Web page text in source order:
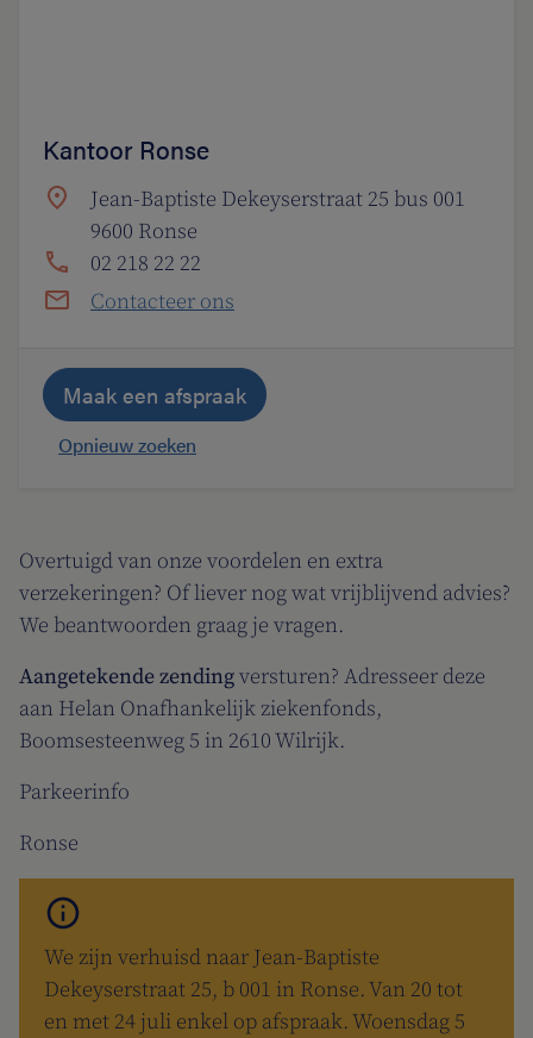
Overtuigd van onze voordelen en extra
verzekeringen? Of liever nog wat vrijblijvend advies?
We beantwoorden graag je vragen.
Aangetekende zendingversturen? Adresseer deze
aan Helan Onafhankelijk ziekenfonds,
Boomsesteenweg 5 in 2610 Wilrijk.
Parkeerinfo
Ronse
We zijn verhuisd naar Jean-Baptiste
Dekeyserstraat 25, b 001 in Ronse. Van 20 tot
en met 24 juli enkel op afspraak. Woensdag 5
Kantoor Ronse
Jean-Baptiste Dekeyserstraat 25 bus 001
9600 Ronse
02 218 22 22
Contacteer ons
Maak een afspraak
Opnieuw zoeken